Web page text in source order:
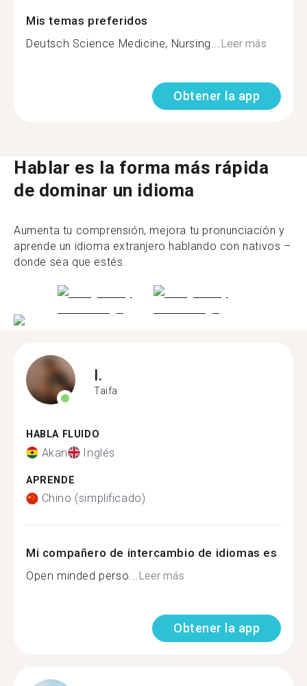
Mis temas preferidos
Deutsch Science Medicine, Nursing... Leer más
Obtener la app
Hablar es la forma más rápida
de dominar un idioma
Aumenta tu comprensión, mejora tu pronunciación y
aprende un idioma extranjero hablando con nativos –
donde sea que estés.
I.
Taifa
HABLA FLUIDO
Akan Inglés
APRENDE
Chino (simplificado)
Mi compañero de intercambio de idiomas es
Open minded perso...Leer más
Obtener la app